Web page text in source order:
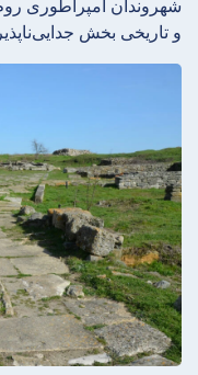
شهروندان امپراطوری
و تاریخی بخش